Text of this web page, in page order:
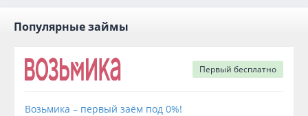
Популярные займы
Первый бесплатно
Возьмика – первый заём под 0%!